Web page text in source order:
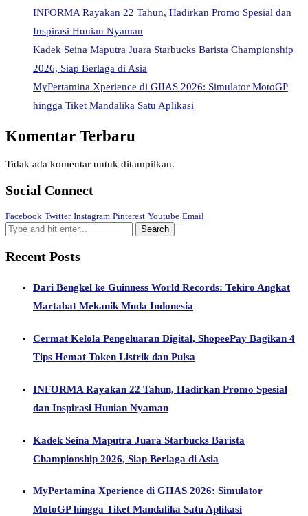
INFORMA Rayakan 22 Tahun, Hadirkan Promo Spesial dan
Inspirasi Hunian Nyaman
Kadek Seina Maputra Juara Starbucks Barista Championship
2026, Siap Berlaga di Asia
MyPertamina Xperience di GIIAS 2026: Simulator MotoGP
hingga Tiket Mandalika Satu Aplikasi
Komentar Terbaru
Tidak ada komentar untuk ditampilkan.
Social Connect
Facebook Twitter Instagram Pinterest Youtube Email
Recent Posts
Dari Bengkel ke Guinness World Records: Tekiro Angkat
Martabat Mekanik Muda Indonesia
Cermat Kelola Pengeluaran Digital, ShopeePay Bagikan 4
Tips Hemat Token Listrik dan Pulsa
INFORMA Rayakan 22 Tahun, Hadirkan Promo Spesial
dan Inspirasi Hunian Nyaman
Kadek Seina Maputra Juara Starbucks Barista
Championship 2026, Siap Berlaga di Asia
MyPertamina Xperience di GIIAS 2026: Simulator
MotoGP hingga Tiket Mandalika Satu Aplikasi